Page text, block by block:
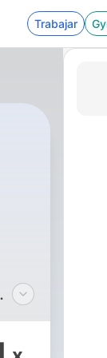
Trabajar
- La